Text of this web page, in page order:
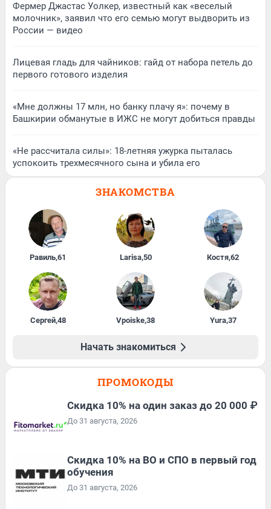
Фермер Джастас Уолкер, известный как «веселый
молочник», заявил что его семью могут выдворить из
России — видео
Лицевая гладь для чайников: гайд от набора петель до
первого готового изделия
«Мне должны 17 млн, но банку плачу я»: почему в
Башкирии обманутые в ИЖС не могут добиться правды
«Не рассчитала силы»: 18-летняя ужурка пыталась
успокоить трехмесячного сына и убила его
ЗНАКОМСТВА
Равиль,61 Larisa,50 Костя,62
Сергей,48 Vpoiske,38 Yura,37
Начать знакомиться
ПРОМОКОДЫ
Скидка 10% на один заказ до 20 000 ₽
До 31 августа, 2026
Скидка 10% на ВО и СПО в первый год
обучения
До 31 августа, 2026